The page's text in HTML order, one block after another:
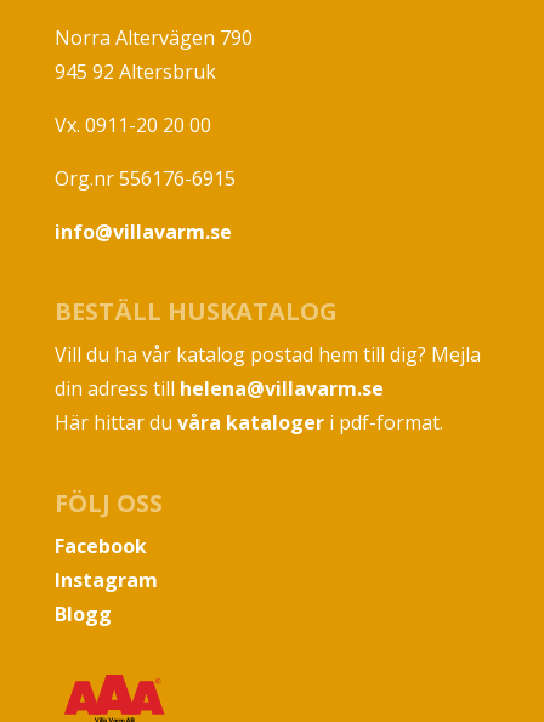
Norra Altervägen 790
945 92 Altersbruk
Vx. 0911-20 20 00
Org.nr 556176-6915
info@villavarm.se
BESTÄLL HUSKATALOG
Vill du ha vår katalog postad hem till dig? Mejla
din adress till helena@villavarm.se
Här hittar du våra katalogeri pdf-format.
FÖLJ OSS
Facebook
Instagram
Blogg